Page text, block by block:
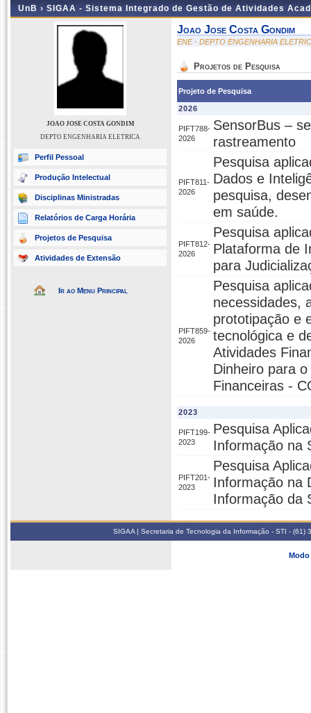
UnB › SIGAA - Sistema Integrado de Gestão de Atividades
JOAO JOSE COSTA GONDIM
DEPTO ENGENHARIA ELETRICA
Perfil Pessoal
Produção Intelectual
Disciplinas Ministradas
Relatórios de Carga Horária
Projetos de Pesquisa
Atividades de Extensão
Ir ao Menu Principal
Joao Jose Costa Gondim
ENE - DEPTO ENGENHARIA
Projetos de Pesquisa
Projeto de Pesquisa
2026
PIFT788-
2026
SensorBus –
rastreamento
PIFT811-
2026
Pesquisa
Dados e
pesquisa,
em saúde.
PIFT812-
2026
Pesquisa
Plataforma de
para
PIFT859-
2026
Pesquisa
necessidades,
prototipação e
tecnológica e
Atividades
Dinheiro para
Financeiras -
2023
PIFT199-
2023
Pesquisa
Informação na
PIFT201-
2023
Pesquisa
Informação na
Informação da
SIGAA | Secretaria de Tecnologia da Informação - STI -
Modo